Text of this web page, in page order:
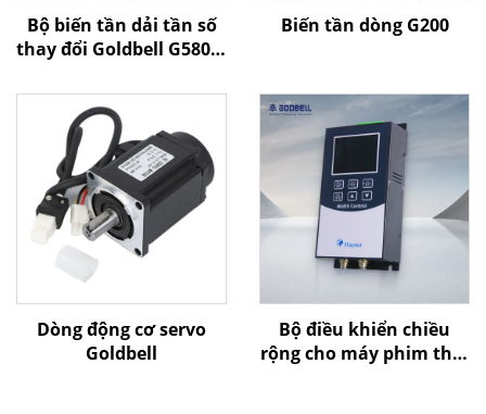
Bộ biến tần dải tần số
thay đổi Goldbell G580M
khiển V/F và điều khiển
vector | Bộ biến tần
được chứng nhận CE
Biến tần dòng G200
Dòng động cơ servo
Goldbell
Bộ điều khiển chiều
rộng cho máy phim thổi